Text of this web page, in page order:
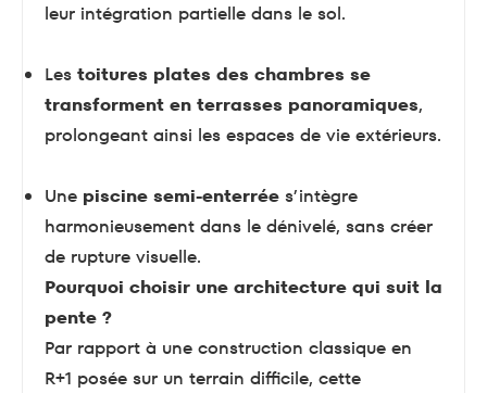
leur intégration partielle dans le sol.
Les toitures plates des chambres se
transforment en terrasses panoramiques,
prolongeant ainsi les espaces de vie extérieurs.
Une piscine semi-enterrée s’intègre
harmonieusement dans le dénivelé, sans créer
de rupture visuelle.
Pourquoi choisir une architecture qui suit la
pente ?
Par rapport à une construction classique en
R+1 posée sur un terrain difficile, cette